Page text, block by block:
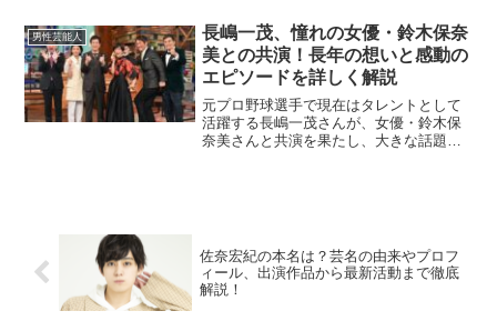
多くの観客を笑わせてきました。その活
動はテレビやライブイベン...
男性芸能人
長嶋一茂、憧れの女優・鈴木保奈
美との共演！長年の想いと感動の
エピソードを詳しく解説
元プロ野球選手で現在はタレントとして
活躍する長嶋一茂さんが、女優・鈴木保
奈美さんと共演を果たし、大きな話題と
佐奈宏紀の本名は？芸名の由来やプロフ
ィール、出演作品から最新活動まで徹底
解説！